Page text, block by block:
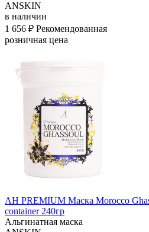
ANSKIN
в наличии
1 656 ₽ Рекомендованная
розничная цена
АН PREMIUM Маска Morocco
container 240гр
Альгинатная маска